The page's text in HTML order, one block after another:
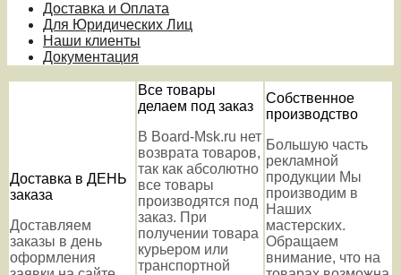
Доставка и Оплата
Для Юридических Лиц
Наши клиенты
Документация
Доставка в ДЕНЬ
заказа
Доставляем
заказы в день
оформления
Все товары
делаем под заказ
В Board-Msk.ru нет
возврата товаров,
так как абсолютно
все товары
производятся под
заказ. При
получении товара
курьером или
транспортной
Собственное
производство
Большую часть
рекламной
продукции Мы
производим в
Наших
мастерских.
Обращаем
внимание, что на